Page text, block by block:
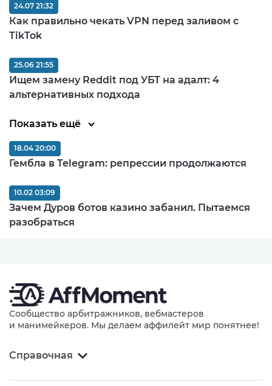
Как правильно чекать VPN перед заливом c
TikTok
24.07 21:32
Ищем замену Reddit под УБТ на адалт: 4
альтернативных подхода
25.06 21:55
Показать ещё
Гембла в Telegram: репрессии продолжаются
18.04 20:00
Зачем Дуров ботов казино забанил. Пытаемся
разобраться
10.02 03:09
Сообщество арбитражников, вебмастеров
и манимейкеров. Мы делаем аффилейт мир понятнее!
Справочная